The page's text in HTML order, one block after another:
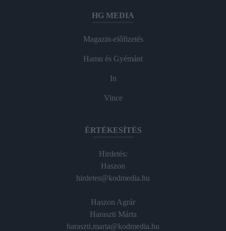
HG MEDIA
Magazin-előfizetés
Hamu és Gyémánt
In
Vince
ÉRTÉKESÍTÉS
Hirdetés:
Haszon
hirdetes@kodmedia.hu
Haszon Agrár
Haraszti Márta
haraszti.marta@kodmedia.hu